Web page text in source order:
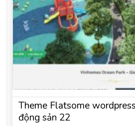
Theme Flatsome
động sản 22